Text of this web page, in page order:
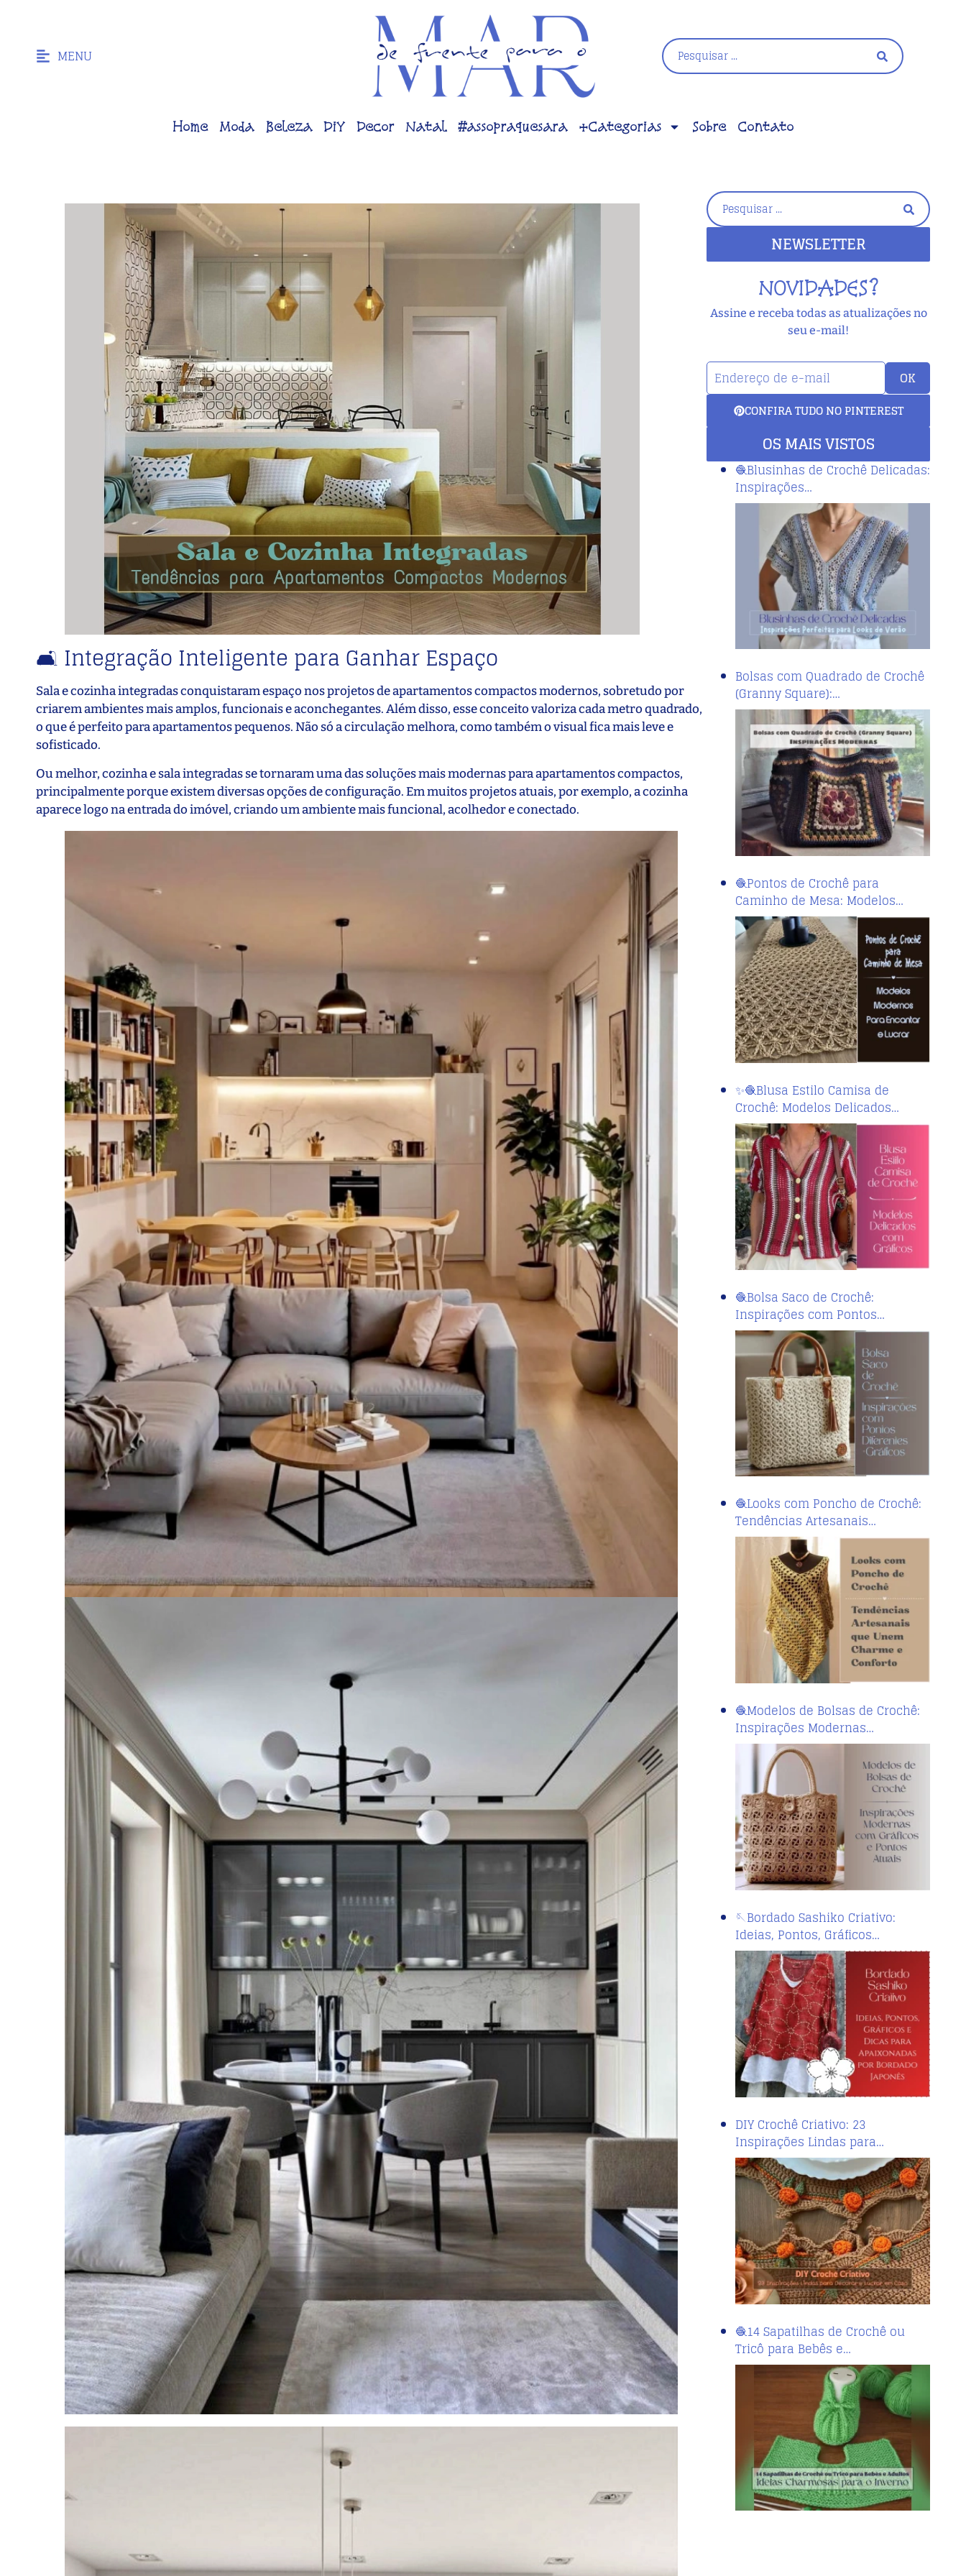
MENU
Home Moda Beleza DiY Decor Natal #assopraquesara +Categorias Sobre Contato
🛋️ Integração Inteligente para Ganhar Espaço
Sala e cozinha integradas conquistaram espaço nos projetos de apartamentos compactos modernos, sobretudo por
criarem ambientes mais amplos, funcionais e aconchegantes. Além disso, esse conceito valoriza cada metro quadrado,
o que é perfeito para apartamentos pequenos. Não só a circulação melhora, como também o visual fica mais leve e
sofisticado.
Ou melhor, cozinha e sala integradas se tornaram uma das soluções mais modernas para apartamentos compactos,
principalmente porque existem diversas opções de configuração. Em muitos projetos atuais, por exemplo, a cozinha
aparece logo na entrada do imóvel, criando um ambiente mais funcional, acolhedor e conectado.
NEWSLETTER
NOVIDADES?
Assine e receba todas as atualizações no
seu e-mail!
OK
CONFIRA TUDO NO PINTEREST
OS MAIS VISTOS
🧶Blusinhas de Crochê Delicadas:
Inspirações…
Bolsas com Quadrado de Crochê
(Granny Square):…
🧶Pontos de Crochê para
Caminho de Mesa: Modelos…
✨🧶Blusa Estilo Camisa de
Crochê: Modelos Delicados…
🧶Bolsa Saco de Crochê:
Inspirações com Pontos…
🧶Looks com Poncho de Crochê:
Tendências Artesanais…
🧶Modelos de Bolsas de Crochê:
Inspirações Modernas…
🪡Bordado Sashiko Criativo:
Ideias, Pontos, Gráficos…
DIY Crochê Criativo: 23
Inspirações Lindas para…
🧶14 Sapatilhas de Crochê ou
Tricô para Bebês e…